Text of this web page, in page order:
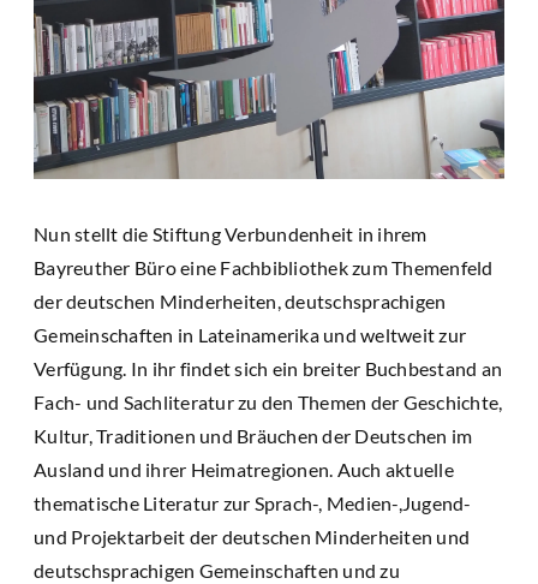
Nun stellt die Stiftung Verbundenheit in ihrem
Bayreuther Büro eine Fachbibliothek zum Themenfeld
der deutschen Minderheiten, deutschsprachigen
Gemeinschaften in Lateinamerika und weltweit zur
Verfügung. In ihr findet sich ein breiter Buchbestand an
Fach- und Sachliteratur zu den Themen der Geschichte,
Kultur, Traditionen und Bräuchen der Deutschen im
Ausland und ihrer Heimatregionen. Auch aktuelle
thematische Literatur zur Sprach-, Medien-,Jugend-
und Projektarbeit der deutschen Minderheiten und
deutschsprachigen Gemeinschaften und zu